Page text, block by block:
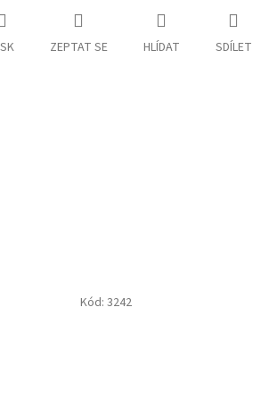
ZEPTAT SE HLÍDAT SDÍLET
Kód:3242